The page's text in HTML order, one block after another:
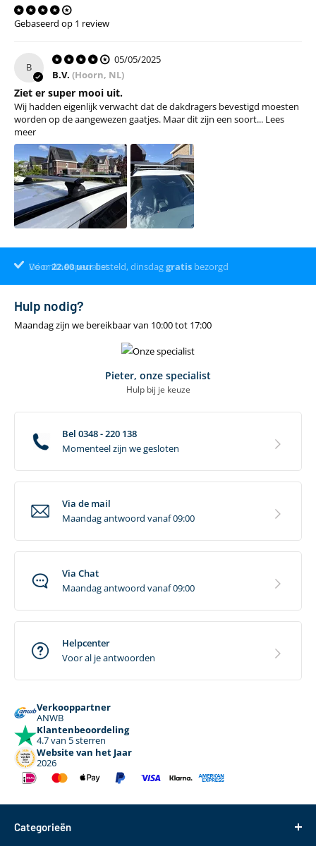
Gebaseerd op 1 review
B
05/05/2025
B.V. (Hoorn, NL)
Ziet er super mooi uit.
Wij hadden eigenlijk verwacht dat de dakdragers bevestigd moesten
worden op de aangewezen gaatjes. Maar dit zijn een soort... Lees
meer
Voor22.00uurbesteld, dinsdaggratisbezorgd
Dé online specialist
Klantenbeoordeling 9.4
Hulp nodig?
Maandag zijn we bereikbaar van 10:00 tot 17:00
Pieter, onze specialist
Hulp bij je keuze
Bel 0348 - 220 138
Momenteel zijn we gesloten
Via de mail
Maandag antwoord vanaf 09:00
Via Chat
Maandag antwoord vanaf 09:00
Helpcenter
Voor al je antwoorden
Verkooppartner
ANWB
Klantenbeoordeling
4.7 van 5 sterren
Website van het Jaar
2026
Categorieën